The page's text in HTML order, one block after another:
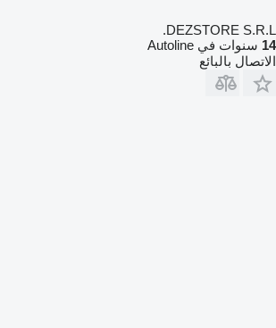
DEZSTORE S.R.L.
14 سنوات في Autoline
الاتصال بالبائع